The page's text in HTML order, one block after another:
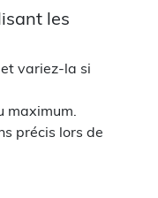
les
variez-la si
maximum.
précis lors de